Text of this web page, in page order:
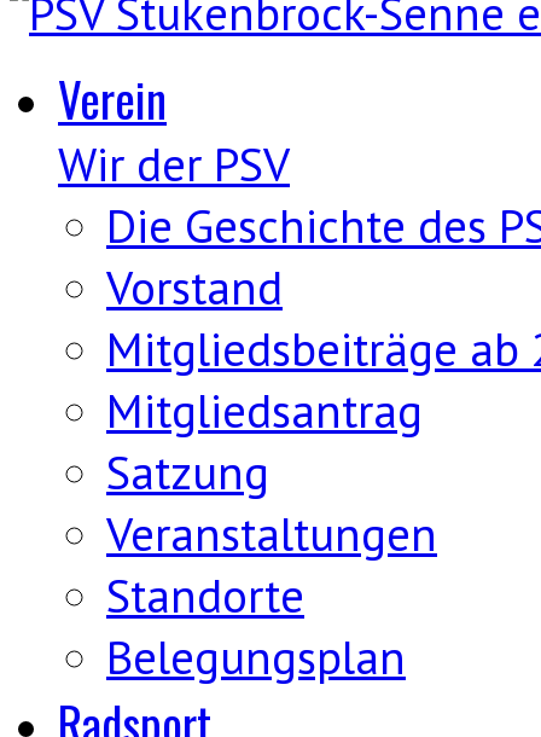
Verein
Wir der PSV
Die Geschichte des
Vorstand
Mitgliedsbeiträge ab
Mitgliedsantrag
Satzung
Veranstaltungen
Standorte
Belegungsplan
Radsport